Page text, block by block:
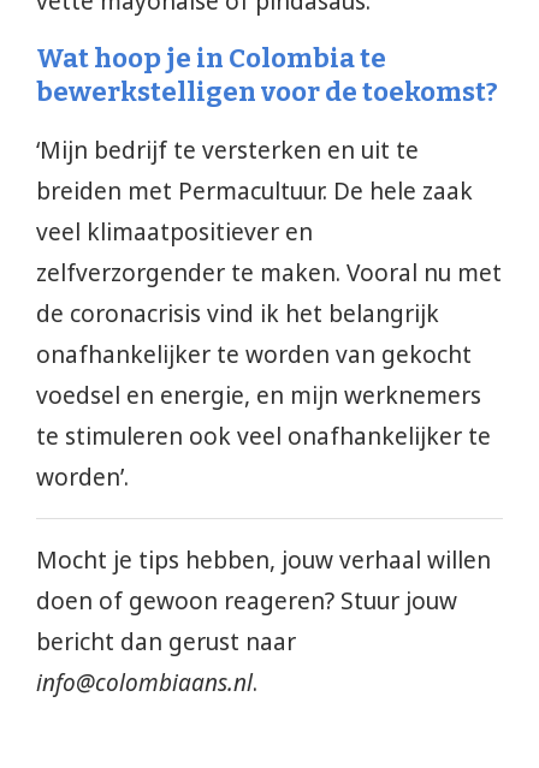
Wat hoop je in Colombia te
bewerkstelligen voor de toekomst?
‘Mijn bedrijf te versterken en uit te
breiden met Permacultuur. De hele zaak
veel klimaatpositiever en
zelfverzorgender te maken. Vooral nu met
de coronacrisis vind ik het belangrijk
onafhankelijker te worden van gekocht
voedsel en energie, en mijn werknemers
te stimuleren ook veel onafhankelijker te
worden’.
Mocht je tips hebben, jouw verhaal willen
doen of gewoon reageren? Stuur jouw
bericht dan gerust naar
info@colombiaans.nl.